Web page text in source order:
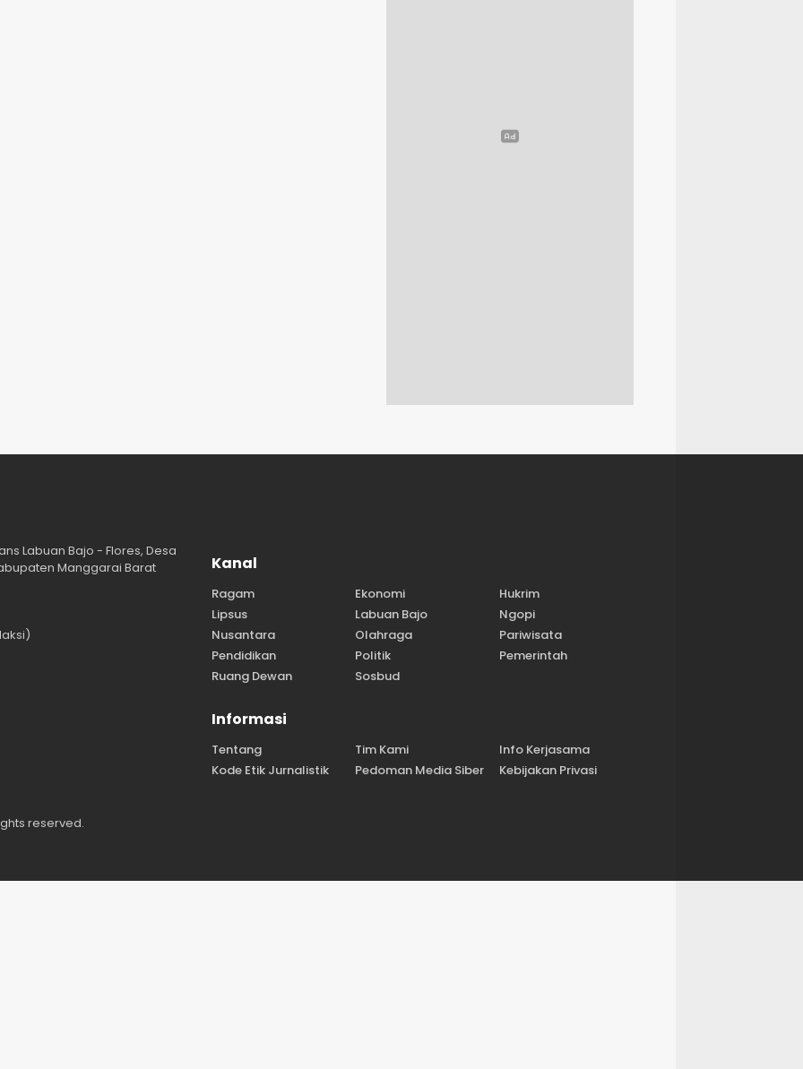
Labuan Bajo - Flores, Desa
Manggarai Barat
Kanal
Ragam Ekonomi
Hukrim
Lipsus
Labuan Bajo
Ngopi
Nusantara
Olahraga
Pariwisata
Pendidikan
Politik
Pemerintah
Ruang Dewan
Sosbud
Informasi
Tentang Tim Kami
Info Kerjasama
Kode Etik Jurnalistik
Pedoman Media Siber Kebijakan Privasi
reserved.